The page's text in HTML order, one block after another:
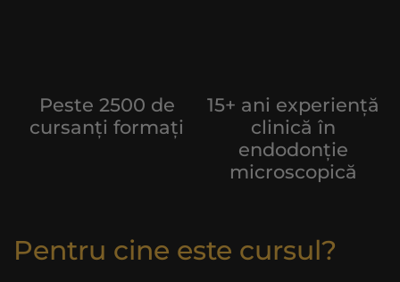
Peste 2500 de
cursanți formați
15+ ani experiență
clinică în
endodonție
microscopică
Pentru cine este cursul?